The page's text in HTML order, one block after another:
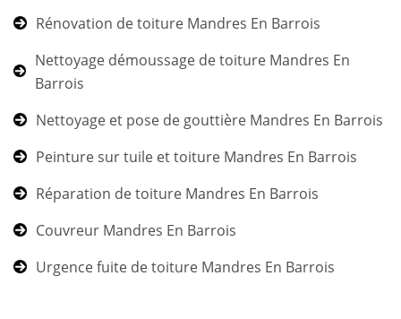
Rénovation de toiture Mandres En Barrois
Nettoyage démoussage de toiture Mandres En
Barrois
Nettoyage et pose de gouttière Mandres En Barrois
Peinture sur tuile et toiture Mandres En Barrois
Réparation de toiture Mandres En Barrois
Couvreur Mandres En Barrois
Urgence fuite de toiture Mandres En Barrois